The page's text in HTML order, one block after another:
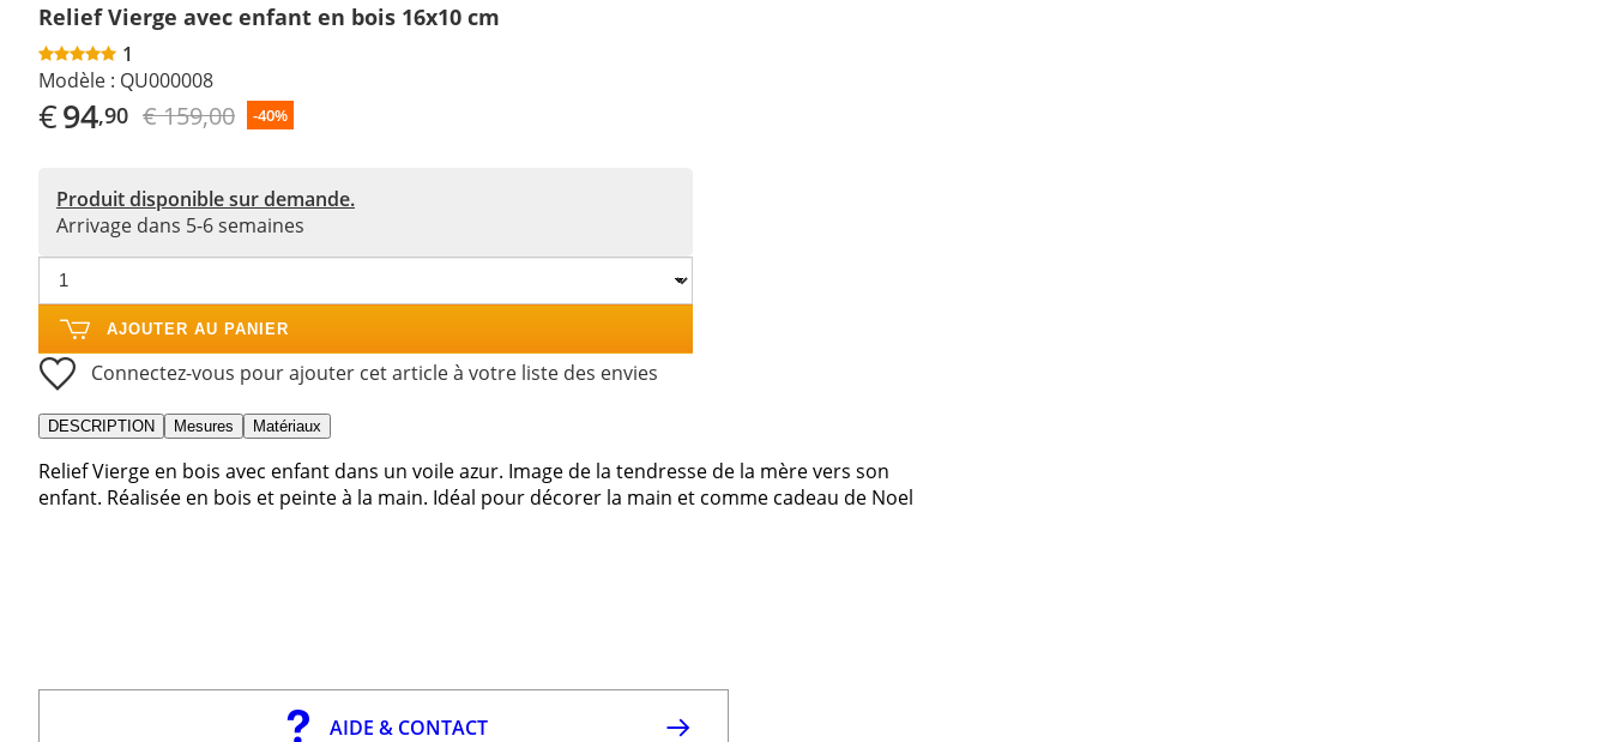
Relief Vierge avec enfant en bois 16x10 cm
1
Modèle : QU000008
€94,90 € 159,00 -40%
Produit disponible sur demande.
Arrivage dans 5-6 semaines
AJOUTER AU PANIER
Connectez-vous pour ajouter cet article à votre liste des envies
DESCRIPTION Mesures Matériaux
Relief Vierge en bois avec enfant dans un voile azur. Image de la tendresse de la mère vers son
enfant. Réalisée en bois et peinte à la main. Idéal pour décorer la main et comme cadeau de Noel
AIDE & CONTACT